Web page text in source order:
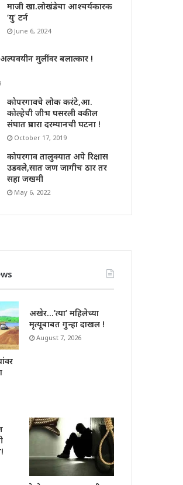
माजी खा.लोखंडेचा आश्चर्यकारक
‘यु’ टर्न
June 6, 2024
मुलींवर बलात्कार !
कोपरगावचे लोक करंटे,आ.
कोल्हेची जीभ घसरली वकील
संघात प्रचारा दरम्यानची घटना !
October 17, 2019
कोपरगाव तालुक्यात अपे रिक्षास
उडवले,सात जण जागीच ठार तर
सहा जखमी
May 6, 2022
अखेर…’त्या’ महिलेच्या
मृत्यूबाबत गुन्हा दाखल !
August 7, 2026